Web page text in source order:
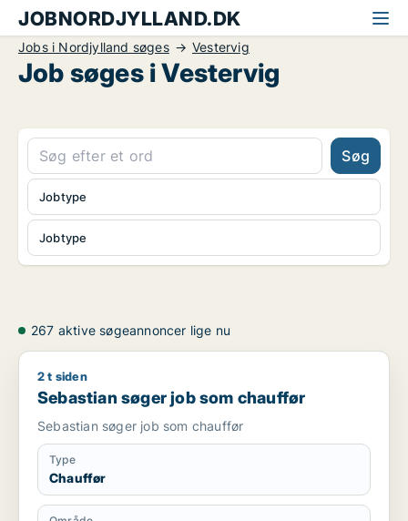
JOBNORDJYLLAND.DK
Jobs i Nordjylland søges Vestervig
Job søges i Vestervig
Søg
Jobtype
Jobtype
267 aktive søgeannoncer lige nu
Sebastian søger job som chauffør
2 t siden
Sebastian søger job som chauffør
Sebastian søger job som chauffør
Type
Chauffør